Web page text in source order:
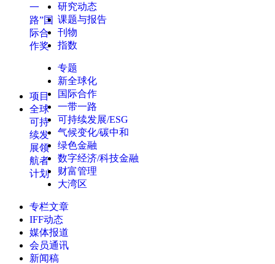
一
路”国
际合
作奖
项目
全球
可持
续发
展领
航者
计划
研究动态
课题与报告
刊物
指数
专题
新全球化
国际合作
一带一路
可持续发展/ESG
气候变化/碳中和
绿色金融
数字经济/科技金融
财富管理
大湾区
专栏文章
IFF动态
媒体报道
会员通讯
新闻稿